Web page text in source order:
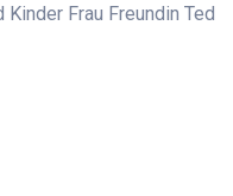
Frau Freundin Ted